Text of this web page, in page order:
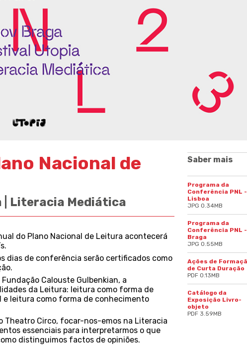
Nacional de
| Literacia Mediática
do Plano Nacional de Leitura acontecerá
dias de conferência serão certificados como
.
Calouste Gulbenkian, a
da Leitura: leitura como forma de
e leitura como forma de conhecimento
Theatro Circo, focar-nos-emos na Literacia
essenciais para interpretarmos o que
distinguimos factos de opiniões.
Saber mais
Programa da
Conferência PNL -
Lisboa
JPG 0.34MB
Programa da
Conferência PNL -
Braga
JPG 0.55MB
Ações de
de Curta Duração
PDF 0.13MB
Catálogo da
Exposição Livro-
objeto
PDF 3.59MB